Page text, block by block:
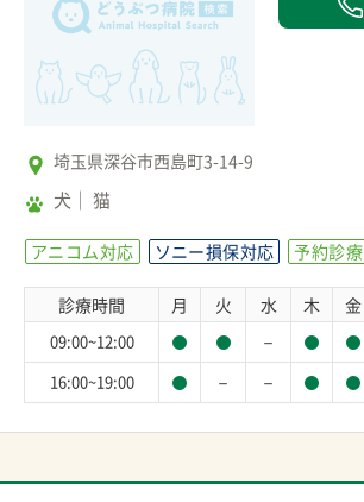
埼玉県深谷市西島町3-14-9
犬 猫
アニコム対応 ソニー損保対応 予約診療
診療時間 月 火 水 木 金
09:00~12:00 －
16:00~19:00 － －